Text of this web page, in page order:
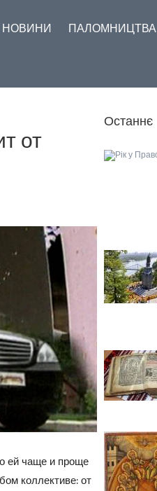
НОВИНИ ПАЛОМНИЦТВА
от
ей чаще и проще
коллективе: от
Останнє